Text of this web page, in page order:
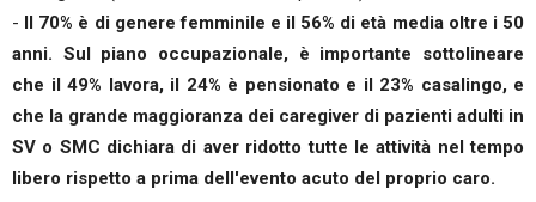
- Il 70% è di genere femminile e il 56% di età media oltre i 50
anni. Sul piano occupazionale, è importante sottolineare
che il 49% lavora, il 24% è pensionato e il 23% casalingo, e
che la grande maggioranza dei caregiver di pazienti adulti in
SV o SMC dichiara di aver ridotto tutte le attività nel tempo
libero rispetto a prima dell'evento acuto del proprio caro.